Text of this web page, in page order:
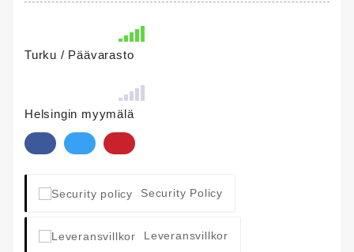
Turku / Päävarasto
Helsingin myymälä
Security Policy
Leveransvillkor